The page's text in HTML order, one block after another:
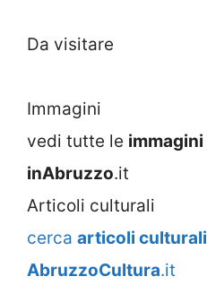
Da visitare
Immagini
vedi tutte le immagini
inAbruzzo.it
Articoli culturali
cerca articoli culturali
AbruzzoCultura.it